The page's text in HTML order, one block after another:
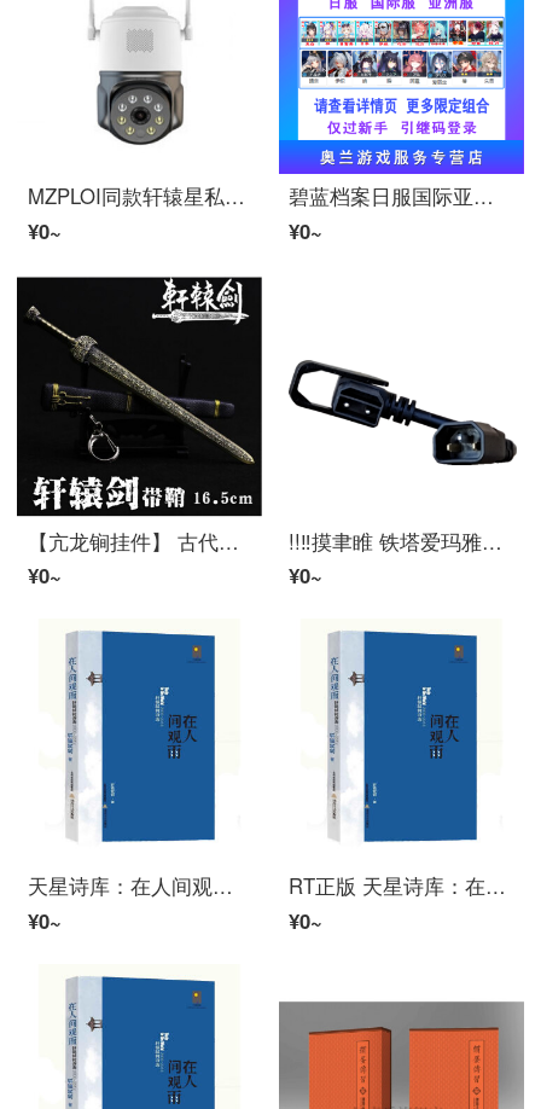
MZPLOI同款轩辕星私模wifi版长电球机 ワイヤレスHDインターネット头360パノラマAIインテリジェント T30C
¥0~
碧蓝档案日服国际亚洲服IOS安卓石头自抽三星自选限定睦月泳装梓美游开局初始 DLC拓展1
¥0~
【亢龙锏挂件】 古代名 神探狄仁杰 亢龙锏鞭 幽兰合金wu器モデル周边挂件 17CM轩辕
¥0~
!!‼️摸聿睢 铁塔爱玛雅迪星恒锂电池電気车充电器转接头电源线插头输出转换线 铁塔星恒锂电加粗（三齿）
¥0~
天星诗库：在人间观雨——轩辕轼轲诗选 霍俊明、车前子、于坚《星星》诗刊主编等轩辕轼轲北岳文艺出
¥0~
RT正版 天星诗库：在人间观雨——轩辕轼轲诗选 霍俊明、车前子、于坚《星星》诗刊主编等
¥0~